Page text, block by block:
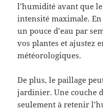
l’humidité avant que
intensité maximale.
un pouce d’eau par
vos plantes et ajustez
météorologiques.
De plus, le paillage
jardinier. Une couche
seulement à retenir